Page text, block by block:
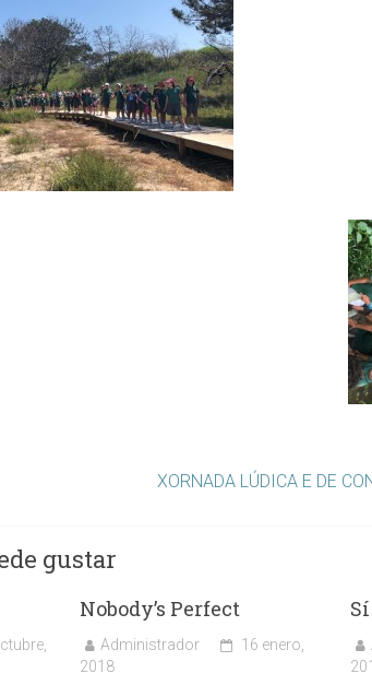
XORNADA LÚDICA E DE
gustar
Nobody’s Perfect
Administrador
16 enero,
2018